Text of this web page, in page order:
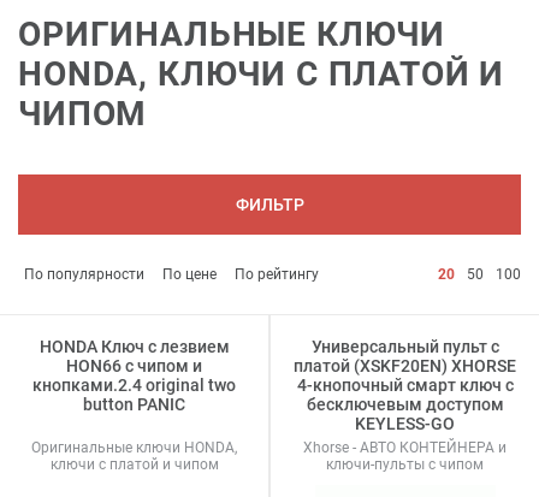
ОРИГИНАЛЬНЫЕ КЛЮЧИ
HONDA, КЛЮЧИ С ПЛАТОЙ И
ЧИПОМ
ФИЛЬТР
По популярности По цене По рейтингу 20 50 100
HONDA Ключ с лезвием
HON66 с чипом и
кнопками.2.4 original two
button PANIC
Оригинальные ключи HONDA,
ключи с платой и чипом
Универсальный пульт с
платой (XSKF20EN) XHORSE
4-кнопочный смарт ключ с
бесключевым доступом
KEYLESS-GO
Xhorse - АВТО КОНТЕЙНЕРА и
ключи-пульты с чипом